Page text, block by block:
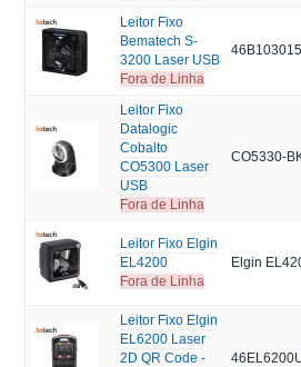
Leitor Fixo
Bematech S-
3200 Laser USB
Fora de Linha
Leitor Fixo
Datalogic
Cobalto
CO5300 Laser
USB
Fora de Linha
CO5330-
Leitor Fixo Elgin
EL4200
Fora de Linha
Elgin
Leitor Fixo Elgin
EL6200 Laser
2D QR Code -